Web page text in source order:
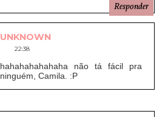
Responder
UNKNOWN
22:38
hahahahahahaha não tá fácil pra
ninguém, Camila. :P